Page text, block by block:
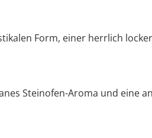
Form, einer herrlich
Steinofen-Aroma und eine